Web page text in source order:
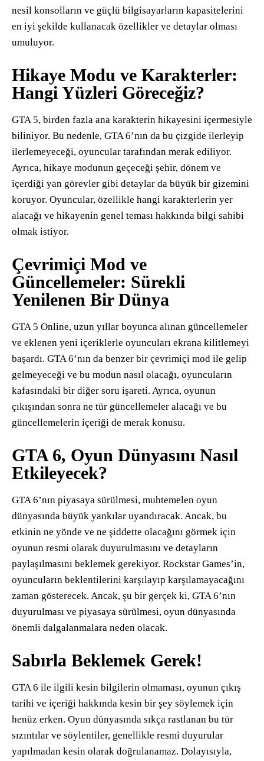
nesil konsolların ve güçlü bilgisayarların kapasitelerini
en iyi şekilde kullanacak özellikler ve detaylar olması
umuluyor.
Hikaye Modu ve Karakterler:
Hangi Yüzleri Göreceğiz?
GTA 5, birden fazla ana karakterin hikayesini içermesiyle
biliniyor. Bu nedenle, GTA 6’nın da bu çizgide ilerleyip
ilerlemeyeceği, oyuncular tarafından merak ediliyor.
Ayrıca, hikaye modunun geçeceği şehir, dönem ve
içerdiği yan görevler gibi detaylar da büyük bir gizemini
koruyor. Oyuncular, özellikle hangi karakterlerin yer
alacağı ve hikayenin genel teması hakkında bilgi sahibi
olmak istiyor.
Çevrimiçi Mod ve
Güncellemeler: Sürekli
Yenilenen Bir Dünya
GTA 5 Online, uzun yıllar boyunca alınan güncellemeler
ve eklenen yeni içeriklerle oyuncuları ekrana kilitlemeyi
başardı. GTA 6’nın da benzer bir çevrimiçi mod ile gelip
gelmeyeceği ve bu modun nasıl olacağı, oyuncuların
kafasındaki bir diğer soru işareti. Ayrıca, oyunun
çıkışından sonra ne tür güncellemeler alacağı ve bu
güncellemelerin içeriği de merak konusu.
GTA 6, Oyun Dünyasını Nasıl
Etkileyecek?
GTA 6’nın piyasaya sürülmesi, muhtemelen oyun
dünyasında büyük yankılar uyandıracak. Ancak, bu
etkinin ne yönde ve ne şiddette olacağını görmek için
oyunun resmi olarak duyurulmasını ve detayların
paylaşılmasını beklemek gerekiyor. Rockstar Games’in,
oyuncuların beklentilerini karşılayıp karşılamayacağını
zaman gösterecek. Ancak, şu bir gerçek ki, GTA 6’nın
duyurulması ve piyasaya sürülmesi, oyun dünyasında
önemli dalgalanmalara neden olacak.
Sabırla Beklemek Gerek!
GTA 6 ile ilgili kesin bilgilerin olmaması, oyunun çıkış
tarihi ve içeriği hakkında kesin bir şey söylemek için
henüz erken. Oyun dünyasında sıkça rastlanan bu tür
sızıntılar ve söylentiler, genellikle resmi duyurular
yapılmadan kesin olarak doğrulanamaz. Dolayısıyla,